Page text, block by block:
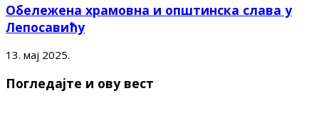
Обележена храмовна и општинска слава у
Лепосавићу
13. мај 2025.
Погледајте и ову вест